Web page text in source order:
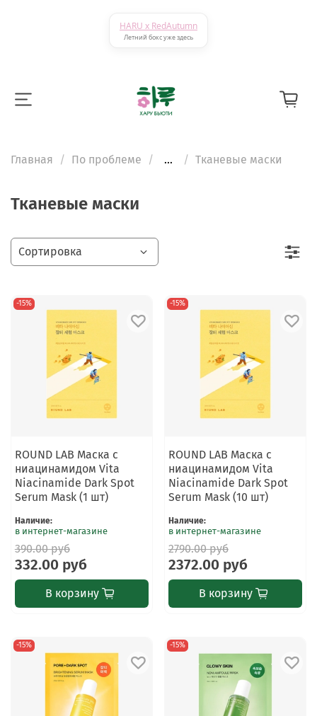
HARU x RedAutumn
Летний бокс уже здесь
Главная По проблеме ... Тканевые маски
Тканевые маски
-15%
ROUND LAB Маска с
ниацинамидом Vita
Niacinamide Dark Spot
Serum Mask (1 шт)
Наличие:
в интернет-магазине
390.00 руб
332.00 руб
В корзину
-15%
ROUND LAB Маска с
ниацинамидом Vita
Niacinamide Dark Spot
Serum Mask (10 шт)
Наличие:
в интернет-магазине
2790.00 руб
2372.00 руб
В корзину
-15% -15%